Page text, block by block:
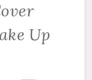
Up